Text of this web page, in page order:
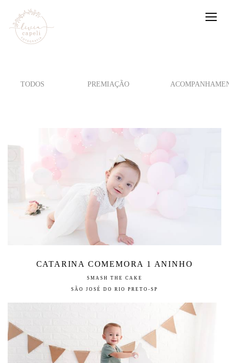
TODOS PREMIAÇÃO
CATARINA COMEMORA 1 ANINHO
SMASH THE CAKE
SÃO JOSÉ DO RIO PRETO-SP